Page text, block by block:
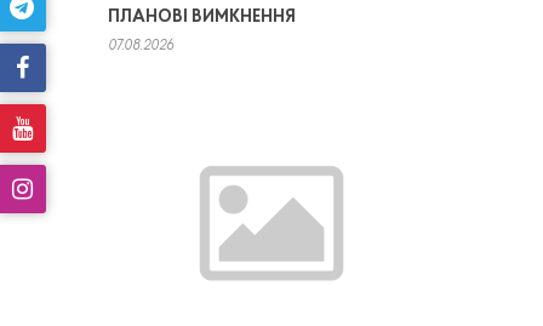
ПЛАНОВІ ВИМКНЕННЯ
07.08.2026